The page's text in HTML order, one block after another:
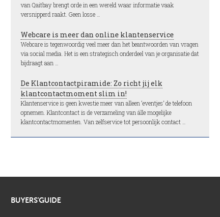
van Qaitbay brengt orde in een wereld waar informatie vaak
versnipperd raakt. Geen losse …
Webcare is meer dan online klantenservice
Webcare is tegenwoordig veel meer dan het beantwoorden van vragen
via social media. Het is een strategisch onderdeel van je organisatie dat
bijdraagt aan …
De Klantcontactpiramide: Zo richt jij elk
klantcontactmoment slim in!
Klantenservice is geen kwestie meer van alleen ‘eventjes’ de telefoon
opnemen. Klantcontact is de verzameling van álle mogelijke
klantcontactmomenten. Van zelfservice tot persoonlijk contact …
BUYERS’GUIDE